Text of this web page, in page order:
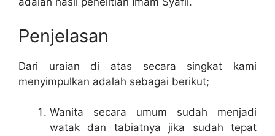
Penjelasan
Dari uraian di atas secara singkat kami
menyimpulkan adalah sebagai berikut;
Wanita secara umum sudah menjadi
watak dan tabiatnya jika sudah tepat